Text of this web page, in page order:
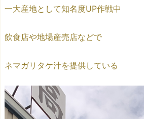
一大産地として知名度UP作戦中
飲食店や地場産売店などで
ネマガリタケ汁を提供している